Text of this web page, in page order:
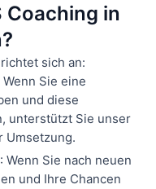
Coaching in
sich an:
Wenn Sie eine
und diese
unterstützt Sie unser
Umsetzung.
: Wenn Sie nach neuen
und Ihre Chancen